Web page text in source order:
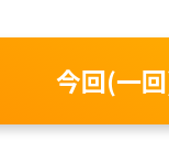
今回(一